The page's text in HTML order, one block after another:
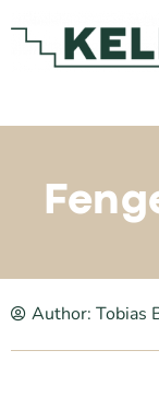
Author: Tobias